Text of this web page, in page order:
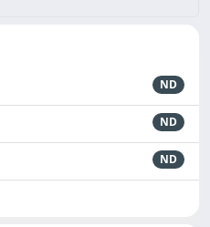
ND
ND
ND